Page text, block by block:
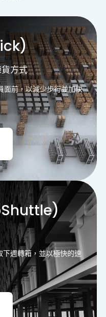
方式
面前，以減少步行並加快
下週轉箱，並以極快的速